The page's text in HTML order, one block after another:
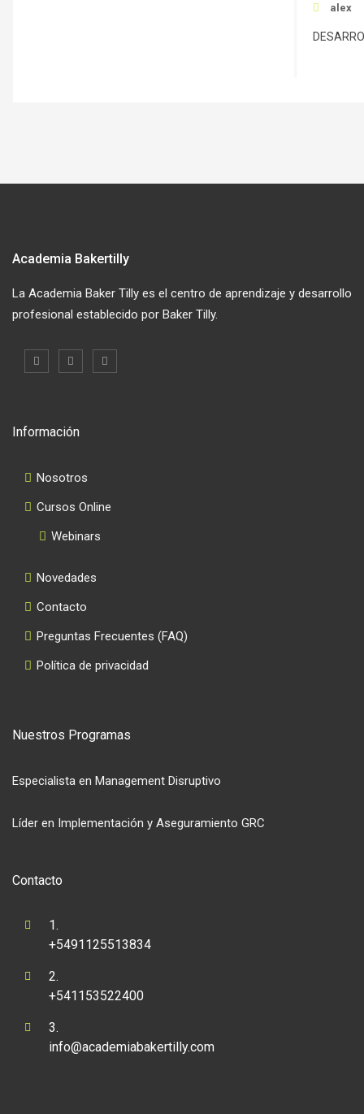
alex
Academia Bakertilly
La Academia Baker Tilly es el centro de aprendizaje y desarrollo
profesional establecido por Baker Tilly.
Información
Nosotros
Cursos Online
Webinars
Novedades
Contacto
Preguntas Frecuentes (FAQ)
Política de privacidad
Nuestros Programas
Especialista en Management Disruptivo
Líder en Implementación y Aseguramiento GRC
Contacto
+5491125513834
+541153522400
info@academiabakertilly.com